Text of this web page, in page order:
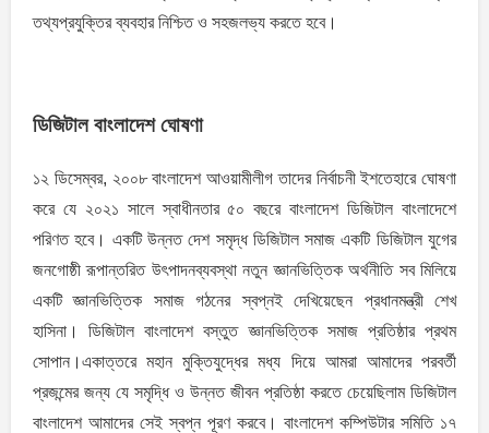
তথ্যপ্রযুক্তির ব্যবহার নিশ্চিত ও সহজলভ্য করতে হবে।
ডিজিটাল বাংলাদেশ ঘোষণা
১২ ডিসেম্বর, ২০০৮ বাংলাদেশ আওয়ামীলীগ তাদের নির্বাচনী ইশতেহারে ঘোষণা
করে যে ২০২১ সালে স্বাধীনতার ৫০ বছরে বাংলাদেশ ডিজিটাল বাংলাদেশে
পরিণত হবে। একটি উন্নত দেশ সমৃদ্ধ ডিজিটাল সমাজ একটি ডিজিটাল যুগের
জনগোষ্ঠী রূপান্তরিত উৎপাদনব্যবস্থা নতুন জ্ঞানভিত্তিক অর্থনীতি সব মিলিয়ে
একটি জ্ঞানভিত্তিক সমাজ গঠনের স্বপ্নই দেখিয়েছেন প্রধানমন্ত্রী শেখ
হাসিনা। ডিজিটাল বাংলাদেশ বস্তুত জ্ঞানভিত্তিক সমাজ প্রতিষ্ঠার প্রথম
সোপান।একাত্তরে মহান মুক্তিযুদ্ধের মধ্য দিয়ে আমরা আমাদের পরবর্তী
প্রজন্মের জন্য যে সমৃদ্ধি ও উন্নত জীবন প্রতিষ্ঠা করতে চেয়েছিলাম ডিজিটাল
বাংলাদেশ আমাদের সেই স্বপ্ন পূরণ করবে। বাংলাদেশ কম্পিউটার সমিতি ১৭